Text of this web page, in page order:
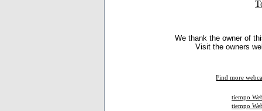
We thank the owner of
Visit the owners
Find more
tiempo
tiempo